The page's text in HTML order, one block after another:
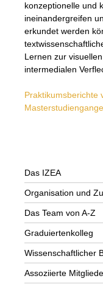
konzeptionelle und
ineinandergreifen
erkundet werden
Lernen zur
intermedialen
Praktikumsberichte
Das IZEA
Organisation und
Das Team von A-Z
Graduiertenkolleg
Wissenschaftlicher
Assoziierte